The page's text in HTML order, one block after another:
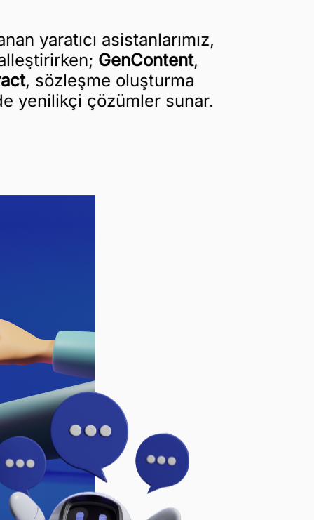
yaratıcı asistanlarımız,
GenContent,
, sözleşme oluşturma
yenilikçi çözümler sunar.